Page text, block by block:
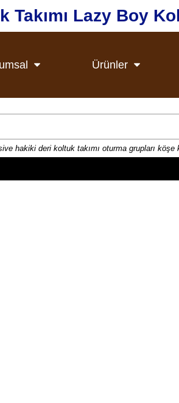
Lazy Boy
Ürünler
hakiki deri koltuk takımı oturma grupları